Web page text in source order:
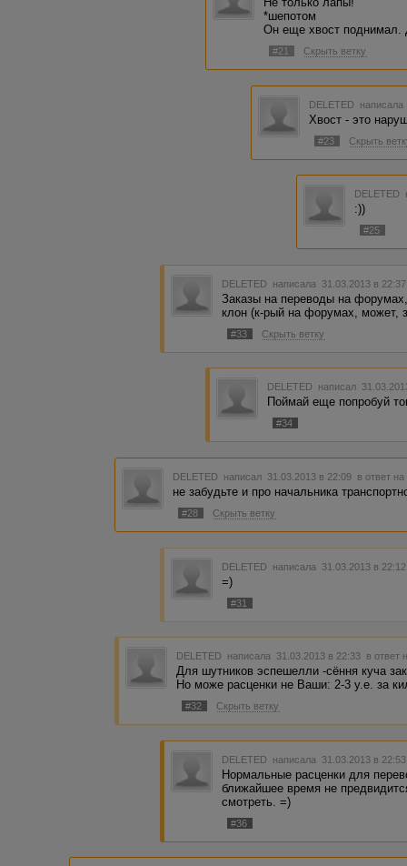
*шепотом
Он еще хвост поднимал.
#21 Скрыть ветку
DELETED
Хвост - это
#23 Скрыть
DELETED
:))
#25
DELETED написала 31.03.2013 в
Заказы на переводы на
клон (к-рый на форумах, может,
#33 Скрыть ветку
DELETED написал
Поймай еще попробуй
#34
DELETED написал 31.03.2013 в 22:09 в ответ
не забудьте и про начальника
#28 Скрыть ветку
DELETED написала 31.03.2013 в
=)
#31
DELETED написала 31.03.2013 в 22:33 в ответ
Для шутников эспешелли -сёння куча
Но може расценки не Ваши: 2-3 у.е. за
#32 Скрыть ветку
DELETED написала 31.03.2013 в
Нормальные расценки для
ближайшее время не
смотреть. =)
#36